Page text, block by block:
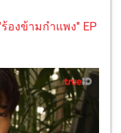
องข้ามกำแพง" EP